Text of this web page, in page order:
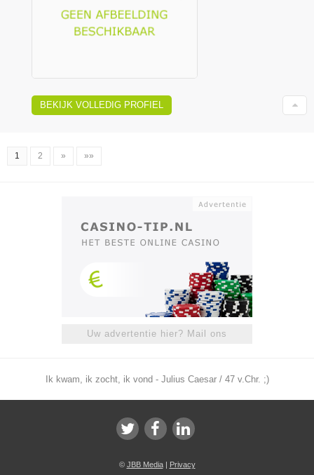
BEKIJK VOLLEDIG PROFIEL
1 2 » »»
Uw advertentie hier? Mail ons
Ik kwam, ik zocht, ik vond - Julius Caesar / 47 v.Chr. ;)
© JBB Media| Privacy